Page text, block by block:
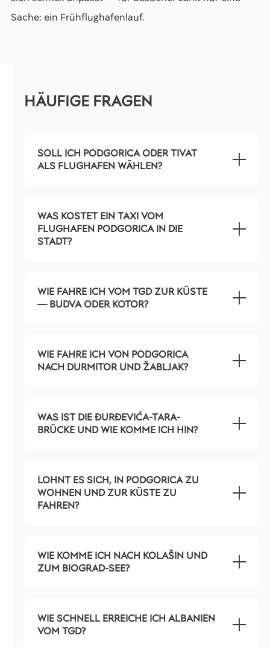
Sache: ein Frühflughafenlauf.
HÄUFIGE FRAGEN
SOLL ICH PODGORICA ODER TIVAT
ALS FLUGHAFEN WÄHLEN?
WAS KOSTET EIN TAXI VOM
FLUGHAFEN PODGORICA IN DIE
STADT?
WIE FAHRE ICH VOM TGD ZUR KÜSTE
— BUDVA ODER KOTOR?
WIE FAHRE ICH VON PODGORICA
NACH DURMITOR UND ŽABLJAK?
WAS IST DIE ĐURĐEVIĆA-TARA-
BRÜCKE UND WIE KOMME ICH HIN?
LOHNT ES SICH, IN PODGORICA ZU
WOHNEN UND ZUR KÜSTE ZU
FAHREN?
WIE KOMME ICH NACH KOLAŠIN UND
ZUM BIOGRAD-SEE?
WIE SCHNELL ERREICHE ICH ALBANIEN
VOM TGD?